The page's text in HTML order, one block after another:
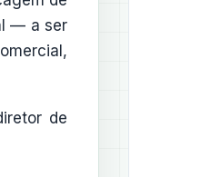
— a ser
de